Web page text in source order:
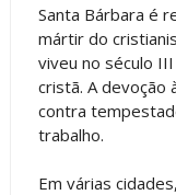
Santa Bárbara é
mártir do
viveu no século
cristã. A devoção
contra
trabalho.
Em várias